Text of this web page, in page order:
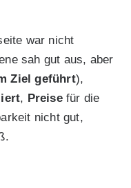
war nicht
sah gut aus, aber
Ziel geführt),
, Preisefür die
nicht gut,